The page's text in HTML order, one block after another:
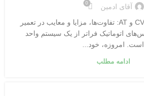
آقای ادمین 0
گیربکس‌های CVT، AMT و AT: تفاوت‌ها، مزایا و معایب در تعمیر
اتوماتیک فراتر از یک سیستم واحد
است. امروزه، خود...
ادامه مطلب